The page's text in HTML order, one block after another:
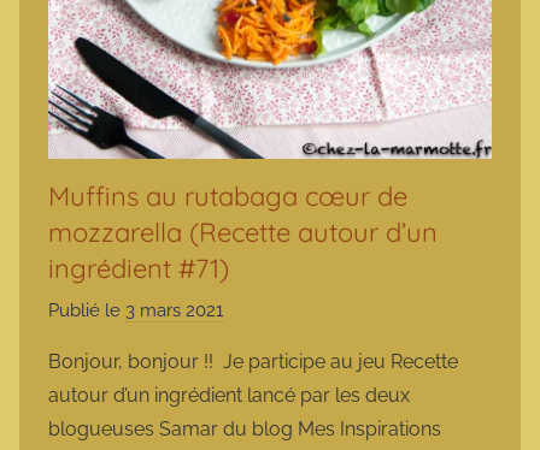
Muffins au rutabaga cœur de
mozzarella (Recette autour d’un
ingrédient #71)
Publié le 3 mars 2021
r
m
a
Bonjour, bonjour !! Je participe au jeu Recette
autour d’un ingrédient lancé par les deux
blogueuses Samar du blog Mes Inspirations